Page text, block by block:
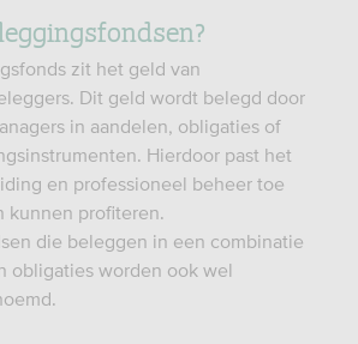
zit het geld van
Dit geld wordt belegd door
in aandelen, obligaties of
Hierdoor past het
en professioneel beheer toe
kunnen profiteren.
die beleggen in een combinatie
obligaties worden ook wel